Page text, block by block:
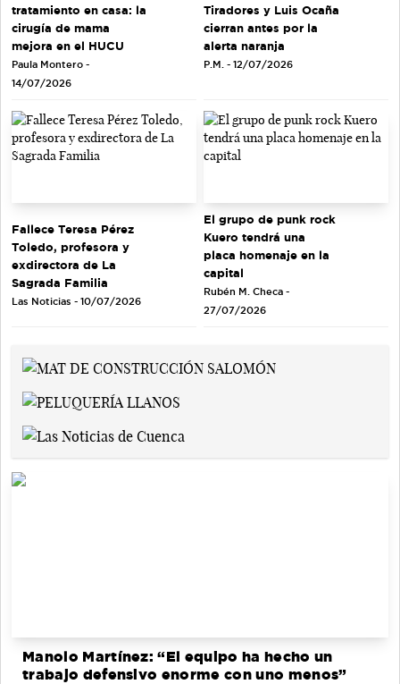
tratamiento en casa: la
cirugía de mama
mejora en el HUCU
Paula Montero -
14/07/2026
Tiradores y Luis Ocaña
cierran antes por la
alerta naranja
P.M. - 12/07/2026
Fallece Teresa Pérez
Toledo, profesora y
exdirectora de La
Sagrada Familia
Las Noticias - 10/07/2026
El grupo de punk rock
Kuero tendrá una
placa homenaje en la
capital
Rubén M. Checa -
27/07/2026
Manolo Martínez: “El equipo ha hecho un
trabajo defensivo enorme con uno menos”